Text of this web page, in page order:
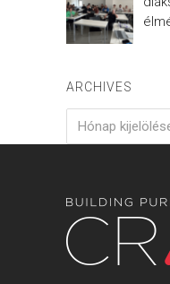
ARCHIVES
Hónap